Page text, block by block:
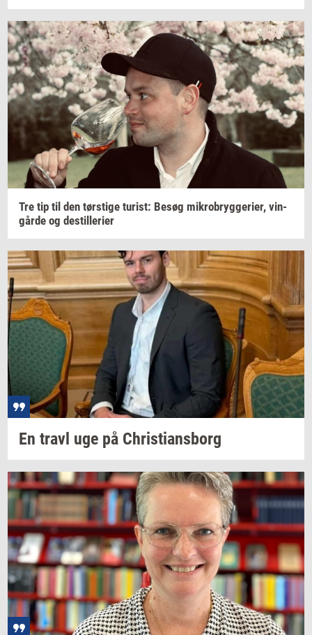
Tre tip til den tørsti­ge turist: Besøg mi­kro­bryg­ge­ri­er, vin­
går­de og destil­le­ri­er
En travl uge på Chri­sti­ans­borg